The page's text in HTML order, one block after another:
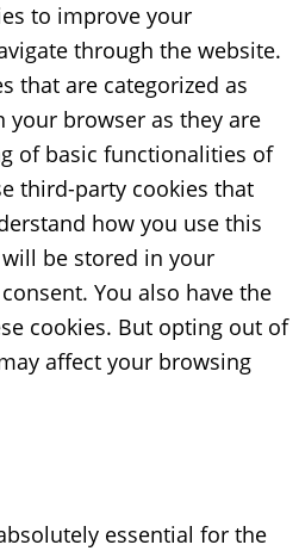
to improve your
through the website.
that are categorized as
your browser as they are
of basic functionalities of
third-party cookies that
how you use this
be stored in your
You also have the
cookies. But opting out of
affect your browsing
essential for the